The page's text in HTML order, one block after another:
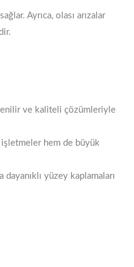
Ayrıca, olası arızalar
ve kaliteli çözümleriyle
hem de büyük
yüzey kaplamaları